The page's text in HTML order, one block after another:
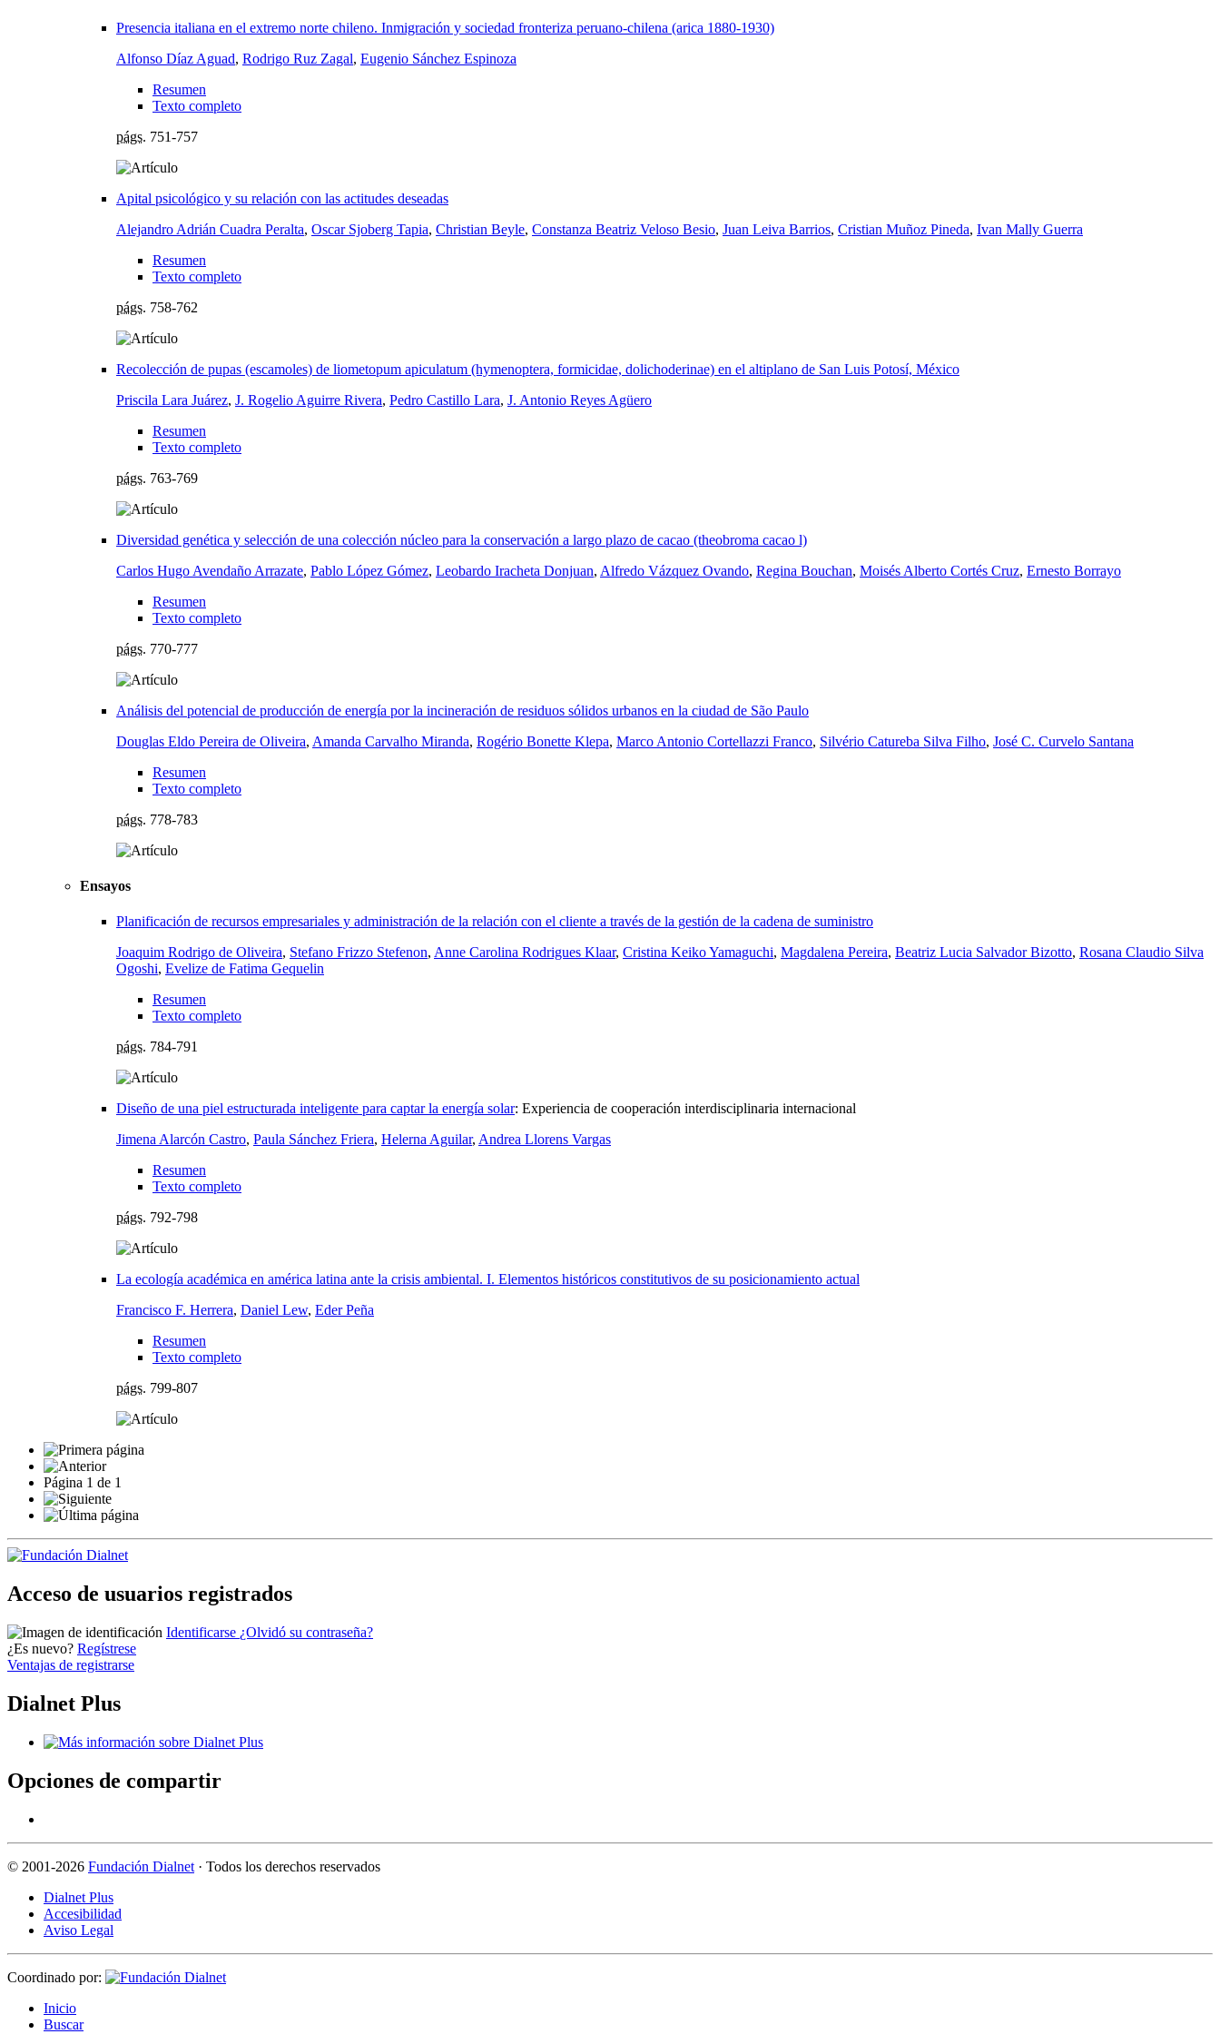
Presencia italiana en el extremo norte chileno. Inmigración y sociedad fronteriza peruano-chilena (arica 1880-1930)
Alfonso Díaz Aguad, Rodrigo Ruz Zagal, Eugenio Sánchez Espinoza
Resumen
Texto completo
págs. 751-757
Apital psicológico y su relación con las actitudes deseadas
Alejandro Adrián Cuadra Peralta, Oscar Sjoberg Tapia, Christian Beyle, Constanza Beatriz Veloso Besio, Juan Leiva Barrios, Cristian Muñoz Pineda, Ivan Mally Guerra
Resumen
Texto completo
págs. 758-762
Recolección de pupas (escamoles) de liometopum apiculatum (hymenoptera, formicidae, dolichoderinae) en el altiplano de San Luis Potosí, México
Priscila Lara Juárez, J. Rogelio Aguirre Rivera, Pedro Castillo Lara, J. Antonio Reyes Agüero
Resumen
Texto completo
págs. 763-769
Diversidad genética y selección de una colección núcleo para la conservación a largo plazo de cacao (theobroma cacao l)
Carlos Hugo Avendaño Arrazate, Pablo López Gómez, Leobardo Iracheta Donjuan, Alfredo Vázquez Ovando, Regina Bouchan, Moisés Alberto Cortés Cruz, Ernesto Borrayo
Resumen
Texto completo
págs. 770-777
Análisis del potencial de producción de energía por la incineración de residuos sólidos urbanos en la ciudad de São Paulo
Douglas Eldo Pereira de Oliveira, Amanda Carvalho Miranda, Rogério Bonette Klepa, Marco Antonio Cortellazzi Franco, Silvério Catureba Silva Filho, José C. Curvelo Santana
Resumen
Texto completo
págs. 778-783
Ensayos
Planificación de recursos empresariales y administración de la relación con el cliente a través de la gestión de la cadena de suministro
Joaquim Rodrigo de Oliveira, Stefano Frizzo Stefenon, Anne Carolina Rodrigues Klaar, Cristina Keiko Yamaguchi, Magdalena Pereira, Beatriz Lucia Salvador Bizotto, Rosana Claudio Silva
Ogoshi, Evelize de Fatima Gequelin
Resumen
Texto completo
págs. 784-791
Diseño de una piel estructurada inteligente para captar la energía solar: Experiencia de cooperación interdisciplinaria internacional
Jimena Alarcón Castro, Paula Sánchez Friera, Helerna Aguilar, Andrea Llorens Vargas
Resumen
Texto completo
págs. 792-798
La ecología académica en américa latina ante la crisis ambiental. I. Elementos históricos constitutivos de su posicionamiento actual
Francisco F. Herrera, Daniel Lew, Eder Peña
Resumen
Texto completo
págs. 799-807
Página 1 de 1
Acceso de usuarios registrados
Identificarse ¿Olvidó su contraseña?
¿Es nuevo? Regístrese
Ventajas de registrarse
Dialnet Plus
Opciones de compartir
© 2001-2026 Fundación Dialnet · Todos los derechos reservados
Dialnet Plus
Accesibilidad
Aviso Legal
Coordinado por:
Inicio
Buscar